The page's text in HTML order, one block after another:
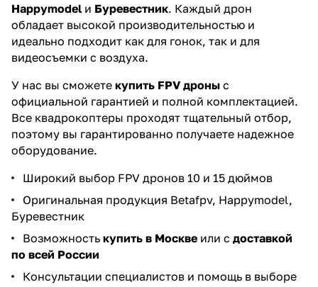
Happymodel и Буревестник. Каждый дрон
обладает высокой производительностью и
идеально подходит как для гонок, так и для
видеосъемки с воздуха.
У нас вы сможете купить FPV дроны с
официальной гарантией и полной комплектацией.
Все квадрокоптеры проходят тщательный отбор,
поэтому вы гарантированно получаете надежное
оборудование.
Широкий выбор FPV дронов 10 и 15 дюймов
Оригинальная продукция Betafpv, Happymodel,
Буревестник
Возможность купить в Москве или с доставкой
по всей России
Консультации специалистов и помощь в выборе